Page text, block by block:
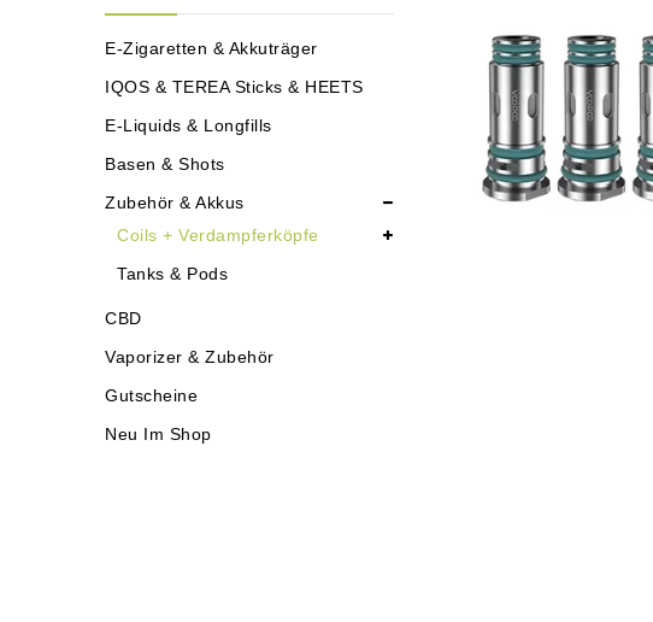
E-Zigaretten & Akkuträger
IQOS & TEREA Sticks & HEETS
E-Liquids & Longfills
Basen & Shots
Zubehör & Akkus
Coils + Verdampferköpfe
Tanks & Pods
CBD
Vaporizer & Zubehör
Gutscheine
Neu Im Shop